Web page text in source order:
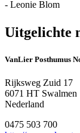
- Leonie Blom
Uitgelichte
VanLier Posthumus
Rijksweg Zuid 17
6071 HT Swalmen
Nederland
0475 503 700